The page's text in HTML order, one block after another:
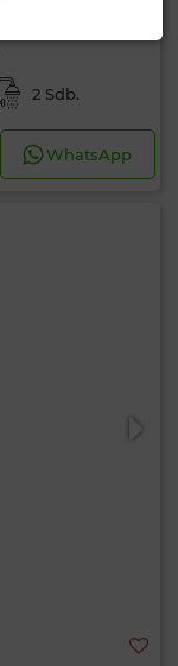
2 Sdb.
WhatsApp